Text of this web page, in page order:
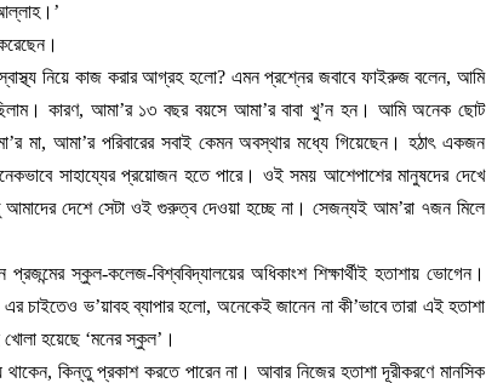
নিয়ে কাজ করার আগ্রহ হলো? এমন প্রশ্নের জবাবে ফাইরুজ বলেন, আমি
কারণ, আমা’র ১৩ বছর বয়সে আমা’র বাবা খু’ন হন। আমি অনেক ছোট
মা, আমা’র পরিবারের সবাই কেমন অবস্থার মধ্যে গিয়েছেন। হঠাৎ একজন
সাহায্যের প্রয়োজন হতে পারে। ওই সময় আশেপাশের মানুষদের দেখে
আমাদের দেশে সেটা ওই গুরুত্ব দেওয়া হচ্ছে না। সেজন্যই আম’রা ৭জন মিলে
স্কুল-কলেজ-বিশ্ববিদ্যালয়ের অধিকাংশ শিক্ষার্থীই হতাশায় ভোগেন।
চাইতেও ভ’য়াবহ ব্যাপার হলো, অনেকেই জানেন না কী’ভাবে তারা এই হতাশা
হয়েছে ‘মনের স্কুল’।
কিন্তু প্রকাশ করতে পারেন না। আবার নিজের হতাশা দূরীকরণে মানসিক